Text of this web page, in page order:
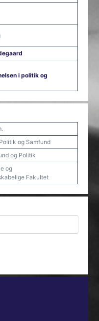
i politik og
og Samfund
og Politik
og
Fakultet